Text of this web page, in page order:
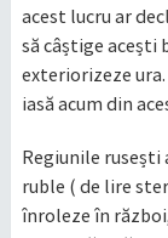
acest lucru ar
să câștige acești
exteriorizeze
iasă acum din
Regiunile
ruble ( de lire
înroleze în